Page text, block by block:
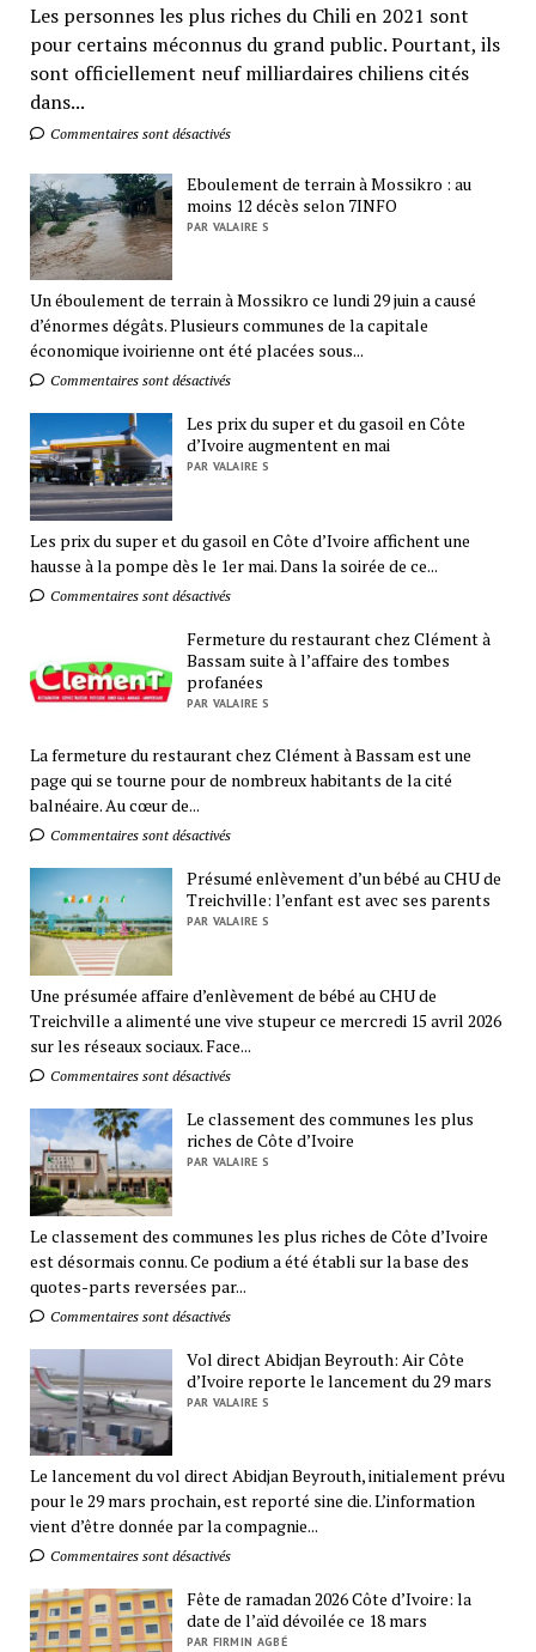
Les personnes les plus riches du Chili en 2021 sont
pour certains méconnus du grand public. Pourtant, ils
sont officiellement neuf milliardaires chiliens cités
dans...
Commentaires sont désactivés
Eboulement de terrain à Mossikro : au
moins 12 décès selon 7INFO
PAR VALAIRE S
Un éboulement de terrain à Mossikro ce lundi 29 juin a causé
d’énormes dégâts. Plusieurs communes de la capitale
économique ivoirienne ont été placées sous...
Commentaires sont désactivés
Les prix du super et du gasoil en Côte
d’Ivoire augmentent en mai
PAR VALAIRE S
Les prix du super et du gasoil en Côte d’Ivoire affichent une
hausse à la pompe dès le 1er mai. Dans la soirée de ce...
Commentaires sont désactivés
Fermeture du restaurant chez Clément à
Bassam suite à l’affaire des tombes
profanées
PAR VALAIRE S
La fermeture du restaurant chez Clément à Bassam est une
page qui se tourne pour de nombreux habitants de la cité
balnéaire. Au cœur de...
Commentaires sont désactivés
Présumé enlèvement d’un bébé au CHU de
Treichville: l’enfant est avec ses parents
PAR VALAIRE S
Une présumée affaire d’enlèvement de bébé au CHU de
Treichville a alimenté une vive stupeur ce mercredi 15 avril 2026
sur les réseaux sociaux. Face...
Commentaires sont désactivés
Le classement des communes les plus
riches de Côte d’Ivoire
PAR VALAIRE S
Le classement des communes les plus riches de Côte d’Ivoire
est désormais connu. Ce podium a été établi sur la base des
quotes-parts reversées par...
Commentaires sont désactivés
Vol direct Abidjan Beyrouth: Air Côte
d’Ivoire reporte le lancement du 29 mars
PAR VALAIRE S
Le lancement du vol direct Abidjan Beyrouth, initialement prévu
pour le 29 mars prochain, est reporté sine die. L’information
vient d’être donnée par la compagnie...
Commentaires sont désactivés
Fête de ramadan 2026 Côte d’Ivoire: la
date de l’aïd dévoilée ce 18 mars
PAR FIRMIN AGBÉ